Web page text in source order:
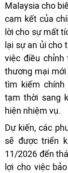
Malaysia cho
cam kết của
lời cho sự mất
lại sự an ủi cho
việc điều
thương mại mới
tìm kiếm chính
tạm thời sang
hiện nhiệm vụ.
Dự kiến, các
sẽ được triển
11/2026 đến
lợi cho việc